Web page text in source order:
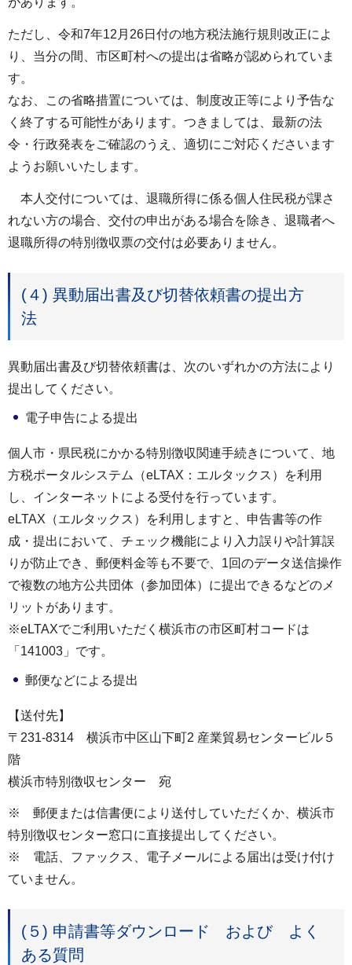
ただし、令和7年12月26日付の地方税法施行規則改正によ
り、当分の間、市区町村への提出は省略が認められていま
す。
なお、この省略措置については、制度改正等により予告な
く終了する可能性があります。つきましては、最新の法
令・行政発表をご確認のうえ、適切にご対応くださいます
ようお願いいたします。
本人交付については、退職所得に係る個人住民税が課さ
れない方の場合、交付の申出がある場合を除き、退職者へ
退職所得の特別徴収票の交付は必要ありません。
(４) 異動届出書及び切替依頼書の提出方
法
異動届出書及び切替依頼書は、次のいずれかの方法により
提出してください。
電子申告による提出
個人市・県民税にかかる特別徴収関連手続きについて、地
方税ポータルシステム（eLTAX：エルタックス）を利用
し、インターネットによる受付を行っています。
eLTAX（エルタックス）を利用しますと、申告書等の作
成・提出において、チェック機能により入力誤りや計算誤
りが防止でき、郵便料金等も不要で、1回のデータ送信操作
で複数の地方公共団体（参加団体）に提出できるなどのメ
リットがあります。
※eLTAXでご利用いただく横浜市の市区町村コードは
「141003」です。
郵便などによる提出
【送付先】
〒231-8314 横浜市中区山下町2 産業貿易センタービル５
階
横浜市特別徴収センター 宛
※ 郵便または信書便により送付していただくか、横浜市
特別徴収センター窓口に直接提出してください。
※ 電話、ファックス、電子メールによる届出は受け付け
ていません。
(５) 申請書等ダウンロード および よく
ある質問